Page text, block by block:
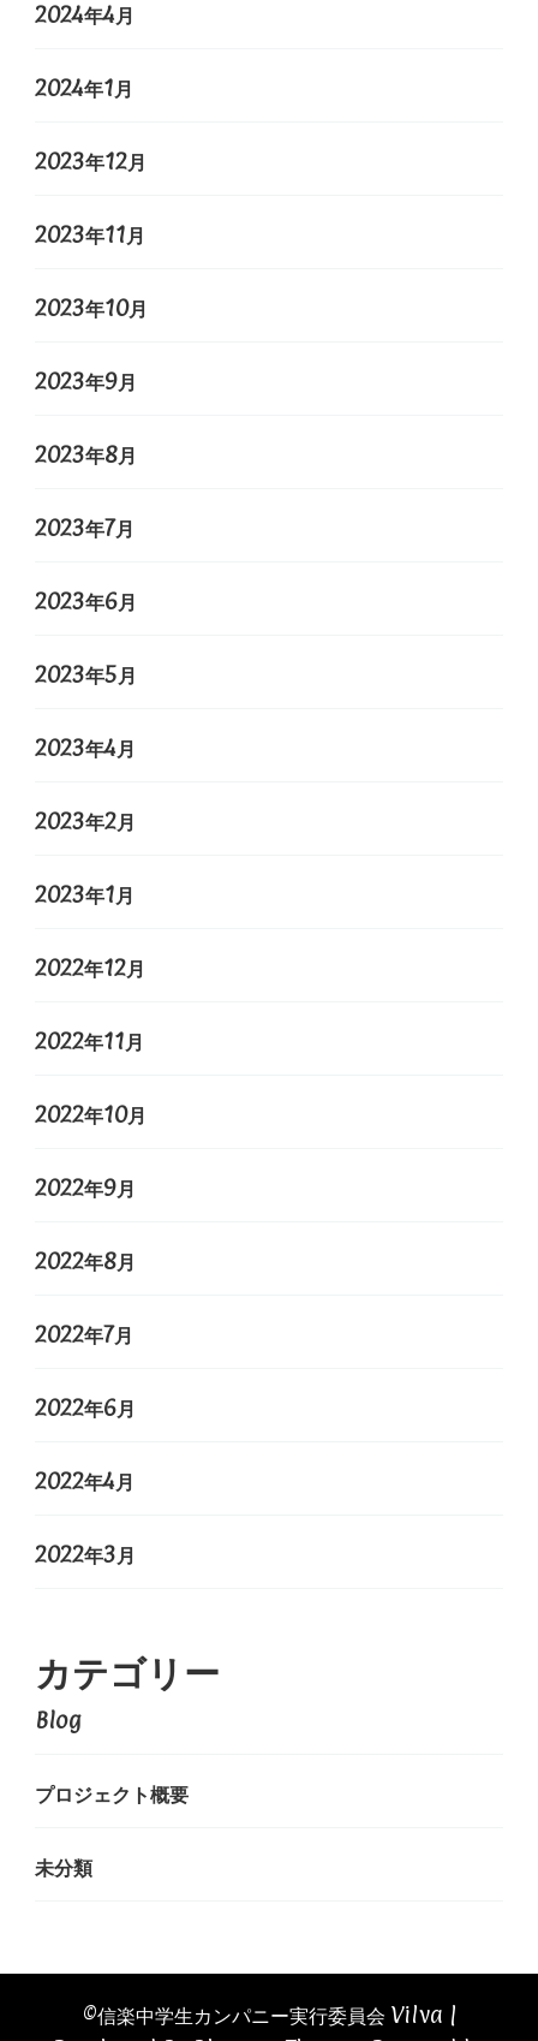
2024年4月
2024年1月
2023年12月
2023年11月
2023年10月
2023年9月
2023年8月
2023年7月
2023年6月
2023年5月
2023年4月
2023年2月
2023年1月
2022年12月
2022年11月
2022年10月
2022年9月
2022年8月
2022年7月
2022年6月
2022年4月
2022年3月
カテゴリー
Blog
プロジェクト概要
未分類
©️信楽中学生カンパニー実行委員会 Vilva |